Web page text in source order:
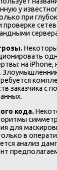
у
при
на iPhone,
заказчика с
кода.
для
в
анализ